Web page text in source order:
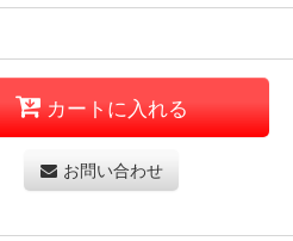
カートに入れる
お問い合わせ